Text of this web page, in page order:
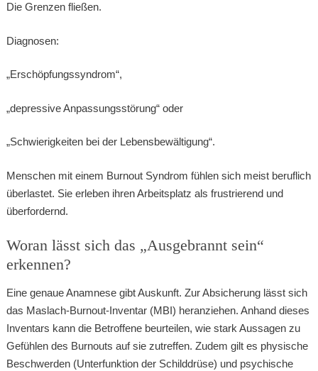
Die Grenzen fließen.
Diagnosen:
„Erschöpfungssyndrom“,
„depressive Anpassungsstörung“ oder
„Schwierigkeiten bei der Lebensbewältigung“.
Menschen mit einem Burnout Syndrom fühlen sich meist beruflich
überlastet. Sie erleben ihren Arbeitsplatz als frustrierend und
überfordernd.
Woran lässt sich das „Ausgebrannt sein“
erkennen?
Eine genaue Anamnese gibt Auskunft. Zur Absicherung lässt sich
das Maslach-Burnout-Inventar (MBI) heranziehen. Anhand dieses
Inventars kann die Betroffene beurteilen, wie stark Aussagen zu
Gefühlen des Burnouts auf sie zutreffen. Zudem gilt es physische
Beschwerden (Unterfunktion der Schilddrüse) und psychische